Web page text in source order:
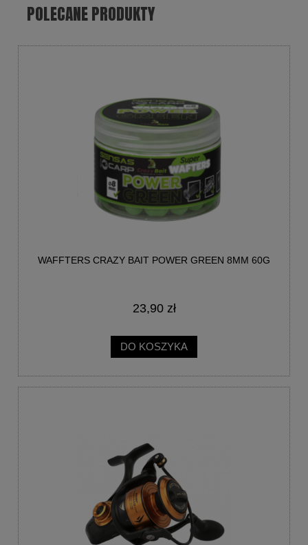
POLECANE PRODUKTY
WAFFTERS CRAZY BAIT POWER GREEN 8MM 60G
23,90 zł
DO KOSZYKA